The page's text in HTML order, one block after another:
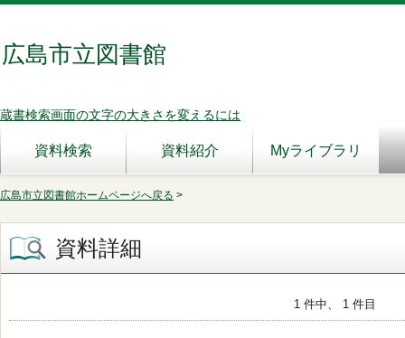
広島市立図書館
蔵書検索画面の文字の大きさを変えるには
資料検索 資料紹介 Myライブラリ
広島市立図書館ホームページへ戻る >
資料詳細
1 件中、 1 件目